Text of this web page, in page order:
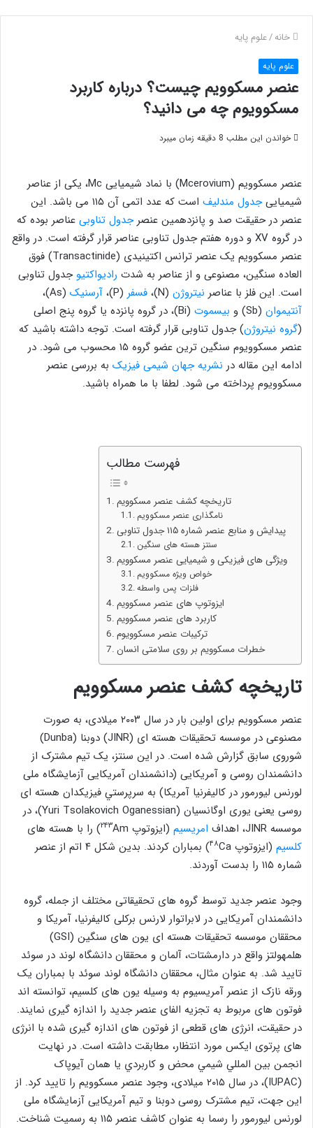
خانه/علوم پایه
علوم پایه
عنصر مسکوویم چیست؟ درباره کاربرد
مسکوویوم چه می دانید؟
خواندن این مطلب 8 دقیقه زمان میبرد
عنصر مسکوویم (Mcerovium) با نماد شیمیایی Mc، یکی از عناصر
شیمیاییجدول مندلیف
است که عدد اتمی آن ۱۱۵ می باشد. این
عنصر در حقیقت صد و پانزدهمین عنصرجدول تناوبی عناصر بوده که
در گروه XV و دوره هفتم جدول تناوبی عناصر قرار گرفته است. در واقع
عنصر مسکوویم یک عنصر ترانس اکتینیدی (Transactinide) فوق
العاده سنگین، مصنوعی و از عناصر به شدت راديواكتيو جدول تناوبی
است. این فلز با عناصر نیتروژن (N)، فسفر (P)، آرسنیک (As)،
آنتیموان (Sb) و بیسموت
(Bi)، در گروه پانزده یا گروه پنج اصلی
(گروه نیتروژن) جدول تناوبی قرار گرفته است. توجه داشته باشید که
عنصر مسکوویوم سنگین ترین عضو گروه ۱۵ محسوب می شود. در
ادامه این مقاله در نشریه جهان شیمی فیزیک به بررسی عنصر
مسکوویوم پرداخته می شود. لطفا با ما همراه باشید.
فهرست مطالب
تاریخچه کشف عنصر مسکوویم
نامگذاری عنصر مسکوویم
پیدایش و منابع عنصر شماره ۱۱۵ جدول تناوبی
سنتز هسته های سنگین
ویژگی های فیزیکی و شیمیایی عنصر مسکوویم
خواص ویژه مسکوویم
فلزات پس واسطه
ایزوتوپ های عنصر مسکوویم
کاربرد های عنصر مسکوویم
ترکیبات عنصر مسکوویوم
خطرات مسکوویم بر روی سلامتی انسان
تاریخچه کشف عنصرمسکوویم
عنصر مسکوویم برای اولین بار در سال ۲۰۰۳ میلادی، به صورت
مصنوعی در موسسه تحقیقات هسته ای (JINR) دوبنا (Dunba)
شوروی سابق گزارش شده است. در این سنتز، یک تیم مشترک از
دانشمندان روسی و آمریکایی (دانشمندان آمریکایی آزمایشگاه ملی
لورنس لیورمور در کالیفرنیا آمریکا) به سرپرستي فیزیکدان هسته ای
روسی یعنی یوری اوگانسیان (Yuri Tsolakovich Oganessian)، در
موسسه JINR، اهداف
امریسیم (ایزوتوپ ۲۴۳Am) را با هسته های
کلسیم (ایزوتوپ ۴۸
Ca) بمباران کردند. بدین شکل ۴ اتم از عنصر
شماره ۱۱۵ را بدست آوردند.
وجود عنصر جديد توسط گروه های تحقیقاتی مختلف از جمله، گروه
دانشمندان آمریکایی در لابراتوار لارنس برکلی کالیفرنیا، آمریکا و
محققان موسسه تحقیقات هسته ‌ای یون‌ های سنگین (GSI)
هلمهولتز واقع در دارمشتات، آلمان و محققان دانشگاه لوند در سوئد
تایید شد. به عنوان مثال، محققان دانشگاه لوند سوئد با بمباران یک
ورقه نازک از عنصر آمریسیوم به وسیله یون‌ های کلسیم، توانسته اند
فوتون ‌های مربوط به تجزیه الفای عنصر جدید را اندازه گیری نمایند.
در حقیقت، انرژی‌ های قطعی از فوتون‌ های اندازه گیری شده با انرژی
‌های پرتوی ایکس مورد انتظار، مطابقت داشته است. در نهایت
انجمن بين المللي شيمي محض و كاربردي یا همان آیوپاک
(IUPAC)، در سال ۲۰۱۵ میلادی، وجود عنصر مسکوویم را تایید کرد. از
این جهت، تیم مشترک روسی دوبنا و تیم آمریکایی آزمایشگاه ملی
لورنس لیورمور را رسما به عنوان کاشف عنصر ۱۱۵ به رسمیت شناخت.